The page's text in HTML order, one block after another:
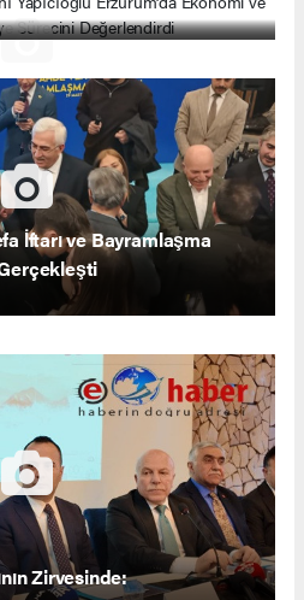
İftarı ve Bayramlaşma
Zirvesinde: